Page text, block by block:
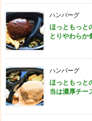
ハンバーグ
ほっともっと
とりやわらか
ハンバーグ
ほっともっと
当は濃厚チー